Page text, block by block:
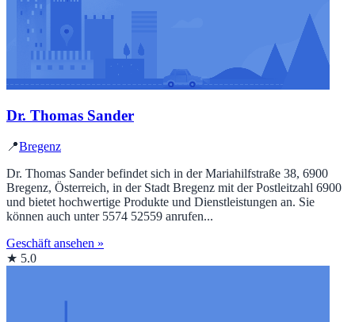
Dr. Thomas Sander
📍Bregenz
Dr. Thomas Sander befindet sich in der Mariahilfstraße 38, 6900
Bregenz, Österreich, in der Stadt Bregenz mit der Postleitzahl 6900
und bietet hochwertige Produkte und Dienstleistungen an. Sie
können auch unter 5574 52559 anrufen...
Geschäft ansehen »
★ 5.0